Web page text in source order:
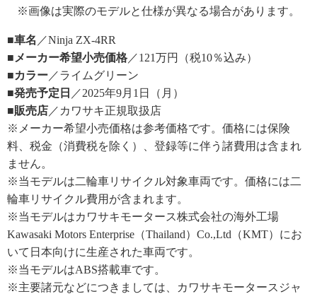
※画像は実際のモデルと仕様が異なる場合があります。
■車名 ／Ninja ZX-4RR
■メーカー希望小売価格 ／121万円（税10％込み）
■カラー ／ライムグリーン
■発売予定日 ／2025年9月1日（月）
■販売店 ／カワサキ正規取扱店
※メーカー希望小売価格は参考価格です。価格には保険
料、税金（消費税を除く）、登録等に伴う諸費用は含まれ
ません。
※当モデルは二輪車リサイクル対象車両です。価格には二
輪車リサイクル費用が含まれます。
※当モデルはカワサキモータース株式会社の海外工場
Kawasaki Motors Enterprise（Thailand）Co.,Ltd（KMT）にお
いて日本向けに生産された車両です。
※当モデルはABS搭載車です。
※主要諸元などにつきましては、カワサキモータースジャ